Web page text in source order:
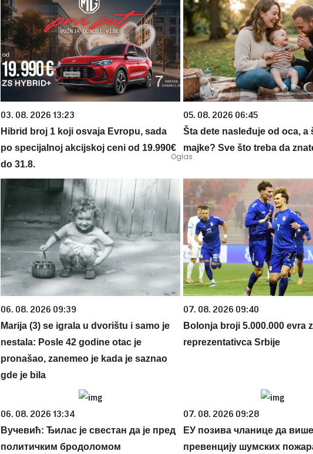
03. 08. 2026 13:23
Hibrid broj 1 koji osvaja Evropu, sada
po specijalnoj akcijskoj ceni od 19.990€
do 31.8.
05. 08. 2026 06:45
Šta dete nasleđuje od oca, a
majke? Sve što treba da
06. 08. 2026 09:39
Marija (3) se igrala u dvorištu i samo je
nestala: Posle 42 godine otac je
pronašao, zanemeo je kada je saznao
gde je bila
07. 08. 2026 09:40
Bolonja broji 5.000.000 evra
reprezentativca Srbije
06. 08. 2026 13:34
Вучевић: Ђилас је свестан да је пред
политичким бродоломом
07. 08. 2026 09:28
ЕУ позива чланице да
превенцију шумских